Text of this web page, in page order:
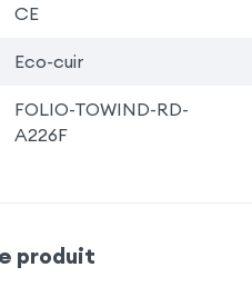
CE
Eco-cuir
FOLIO-TOWIND-RD-
A226F
produit